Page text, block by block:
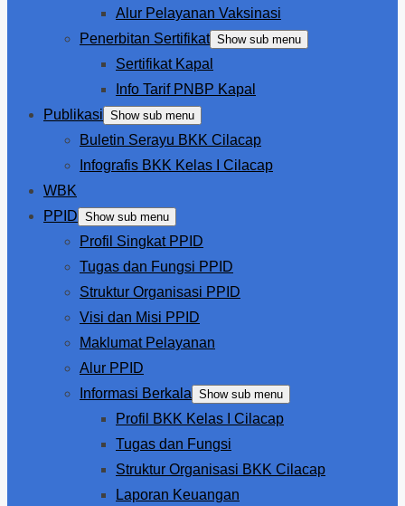
Alur Pelayanan Vaksinasi
Penerbitan Sertifikat Show sub menu
Sertifikat Kapal
Info Tarif PNBP Kapal
Publikasi Show sub menu
Buletin Serayu BKK Cilacap
Infografis BKK Kelas I Cilacap
WBK
PPID Show sub menu
Profil Singkat PPID
Tugas dan Fungsi PPID
Struktur Organisasi PPID
Visi dan Misi PPID
Maklumat Pelayanan
Alur PPID
Informasi Berkala Show sub menu
Profil BKK Kelas I Cilacap
Tugas dan Fungsi
Struktur Organisasi BKK Cilacap
Laporan Keuangan